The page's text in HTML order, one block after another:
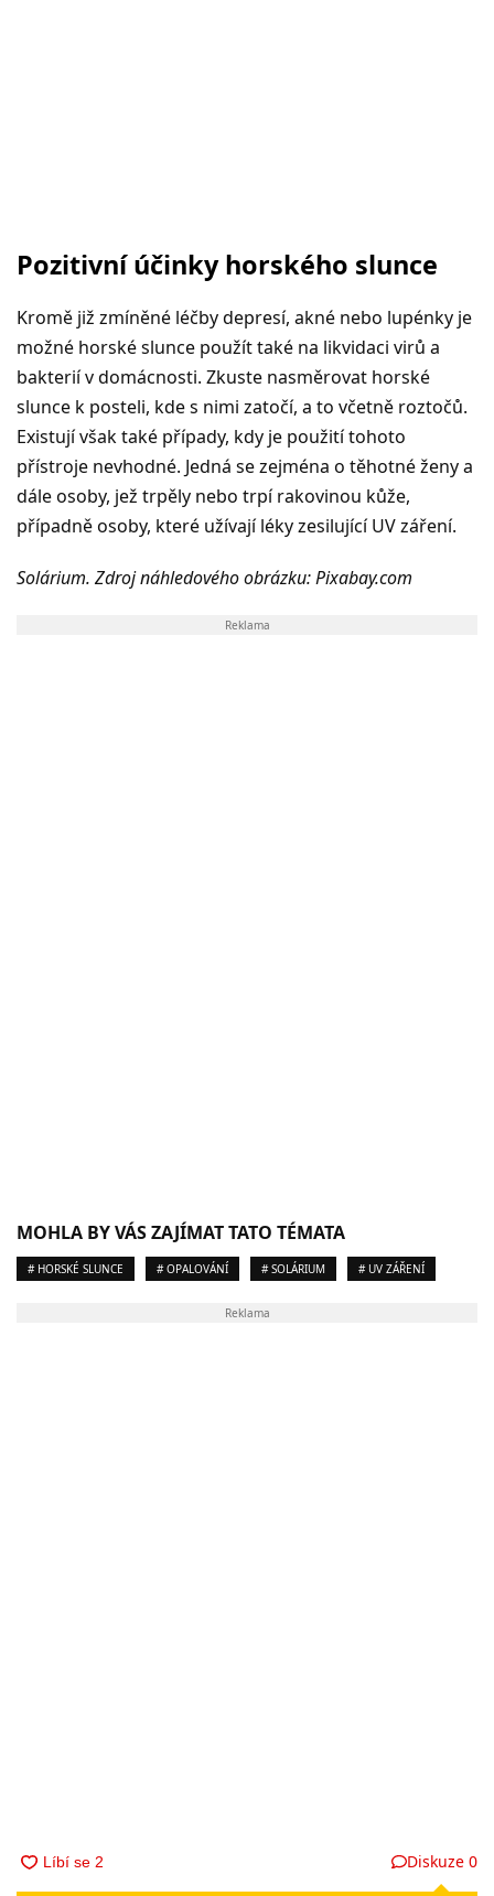
Pozitivní účinky horského slunce
Kromě již zmíněné léčby depresí, akné nebo lupénky je
možné horské slunce použít také na likvidaci virů a
bakterií v domácnosti. Zkuste nasměrovat horské
slunce k posteli, kde s nimi zatočí, a to včetně roztočů.
Existují však také případy, kdy je použití tohoto
přístroje nevhodné. Jedná se zejména o těhotné ženy a
dále osoby, jež trpěly nebo trpí rakovinou kůže,
případně osoby, které užívají léky zesilující UV záření.
Solárium. Zdroj náhledového obrázku: Pixabay.com
Reklama
MOHLA BY VÁS ZAJÍMAT TATO TÉMATA
# HORSKÉ SLUNCE # OPALOVÁNÍ # SOLÁRIUM # UV ZÁŘENÍ
Reklama
Diskuze 0